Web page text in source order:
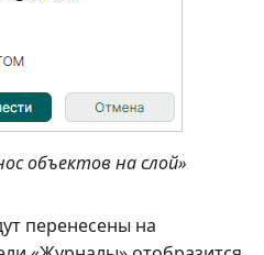
объектов на слой»
перенесены на